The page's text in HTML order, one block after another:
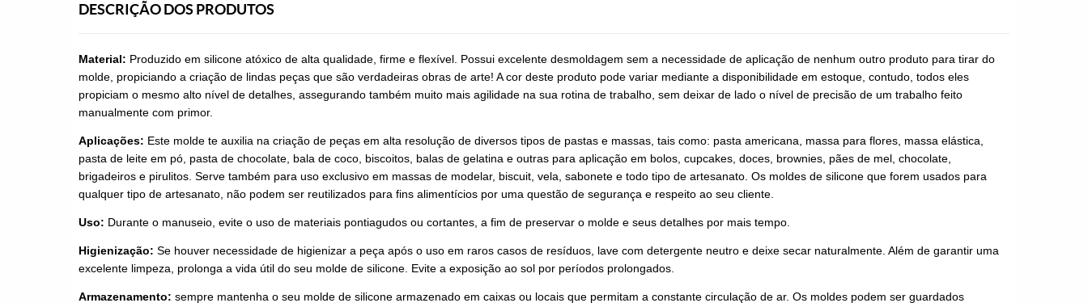
DESCRIÇÃO DOS PRODUTOS
Material: Produzido em silicone atóxico de alta qualidade, firme e flexível. Possui excelente desmoldagem sem a necessidade de aplicação de nenhum outro produto para tirar do
molde, propiciando a criação de lindas peças que são verdadeiras obras de arte! A cor deste produto pode variar mediante a disponibilidade em estoque, contudo, todos eles
propiciam o mesmo alto nível de detalhes, assegurando também muito mais agilidade na sua rotina de trabalho, sem deixar de lado o nível de precisão de um trabalho feito
manualmente com primor.
Aplicações: Este molde te auxilia na criação de peças em alta resolução de diversos tipos de pastas e massas, tais como: pasta americana, massa para flores, massa elástica,
pasta de leite em pó, pasta de chocolate, bala de coco, biscoitos, balas de gelatina e outras para aplicação em bolos, cupcakes, doces, brownies, pães de mel, chocolate,
brigadeiros e pirulitos. Serve também para uso exclusivo em massas de modelar, biscuit, vela, sabonete e todo tipo de artesanato. Os moldes de silicone que forem usados para
qualquer tipo de artesanato, não podem ser reutilizados para fins alimentícios por uma questão de segurança e respeito ao seu cliente.
Uso: Durante o manuseio, evite o uso de materiais pontiagudos ou cortantes, a fim de preservar o molde e seus detalhes por mais tempo.
Higienização: Se houver necessidade de higienizar a peça após o uso em raros casos de resíduos, lave com detergente neutro e deixe secar naturalmente. Além de garantir uma
excelente limpeza, prolonga a vida útil do seu molde de silicone. Evite a exposição ao sol por períodos prolongados.
Armazenamento: sempre mantenha o seu molde de silicone armazenado em caixas ou locais que permitam a constante circulação de ar. Os moldes podem ser guardados